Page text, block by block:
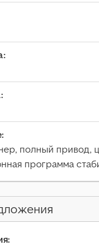
полный привод,
программа